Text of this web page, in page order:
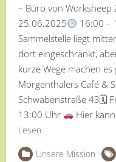
– Büro von
25.06.2025
16:00 –
Sammelstelle liegt
dort eingeschränkt,
kurze Wege machen
Morgenthalers Café &
Schwabenstraße 43🗓
13:00 Uhr
Hier
Lesen
Unsere Mission